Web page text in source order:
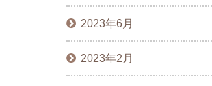
2023年6月
2023年2月